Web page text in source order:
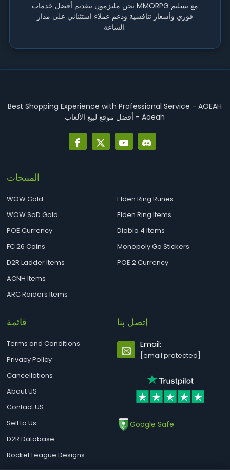
نحن ملتزمون بتقديم أفضل خدمات MMORPG مع تسليم
فوري وأسعار تنافسية ودعم عملاء استثنائي على مدار
الساعة.
Best Shopping Experience with Professional Service - AOEAH
أفضل موقع لبيع الألعاب - Aoeah
المنتجات
WOW Gold
WOW SoD Gold
POE Currency
FC 26 Coins
D2R Ladder Items
ACNH Items
ARC Raiders Items
Elden Ring Runes
Elden Ring Items
Diablo 4 Items
Monopoly Go Stickers
POE 2 Currency
قائمة
Terms and Conditions
Privacy Policy
Cancellations
About US
Contact US
Sell to Us
D2R Database
Rocket League Designs
إتصل بنا
Email:
[email protected]
Google Safe